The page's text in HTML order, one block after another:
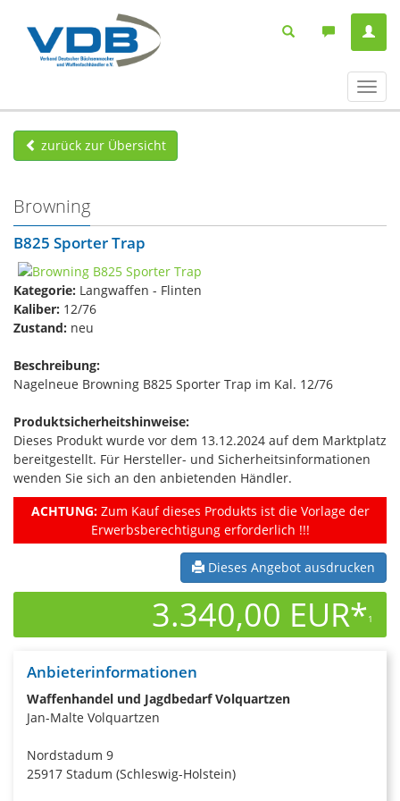
ein-/
zurück zur Übersicht
Browning
B825 Sporter Trap
Kategorie: Langwaffen - Flinten
Kaliber: 12/76
Zustand: neu
Beschreibung:
Nagelneue Browning B825 Sporter Trap im Kal. 12/76
Produktsicherheitshinweise:
Dieses Produkt wurde vor dem 13.12.2024 auf dem Marktplatz
bereitgestellt. Für Hersteller- und Sicherheitsinformationen
wenden Sie sich an den anbietenden Händler.
ACHTUNG:Zum Kauf dieses Produkts ist die Vorlage der
Erwerbsberechtigung erforderlich !!!
Dieses Angebot ausdrucken
3.340,00 EUR*1
Anbieterinformationen
Waffenhandel und Jagdbedarf Volquartzen
Jan-Malte Volquartzen
Nordstadum 9
25917 Stadum (Schleswig-Holstein)